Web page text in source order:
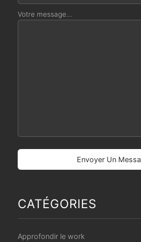
Votre message...
CATÉGORIES
Approfondir le work